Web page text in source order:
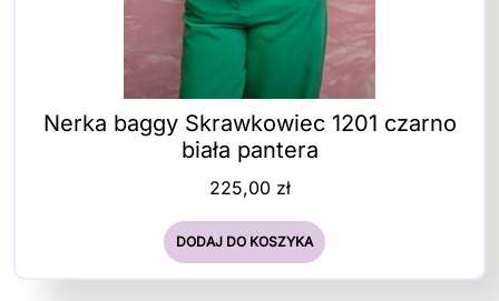
Nerka baggy Skrawkowiec 1201 czarno
biała pantera
225,00 zł
DODAJ DO KOSZYKA